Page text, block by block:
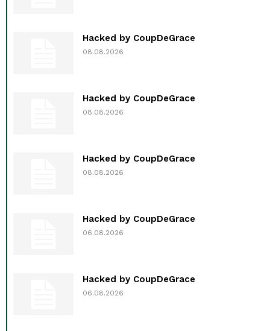
Hacked by CoupDeGrace
08.08.2026
Hacked by CoupDeGrace
08.08.2026
Hacked by CoupDeGrace
08.08.2026
Hacked by CoupDeGrace
06.08.2026
Hacked by CoupDeGrace
06.08.2026